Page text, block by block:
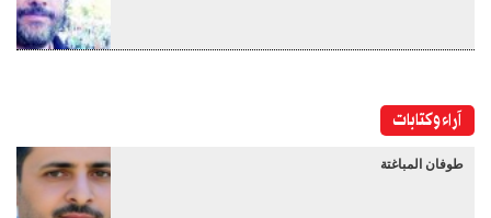
آراء وكتابات
طوفان المباغتة